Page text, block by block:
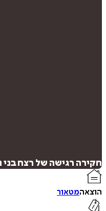
חקירה רגישה של רצח
הוצאהמטאור